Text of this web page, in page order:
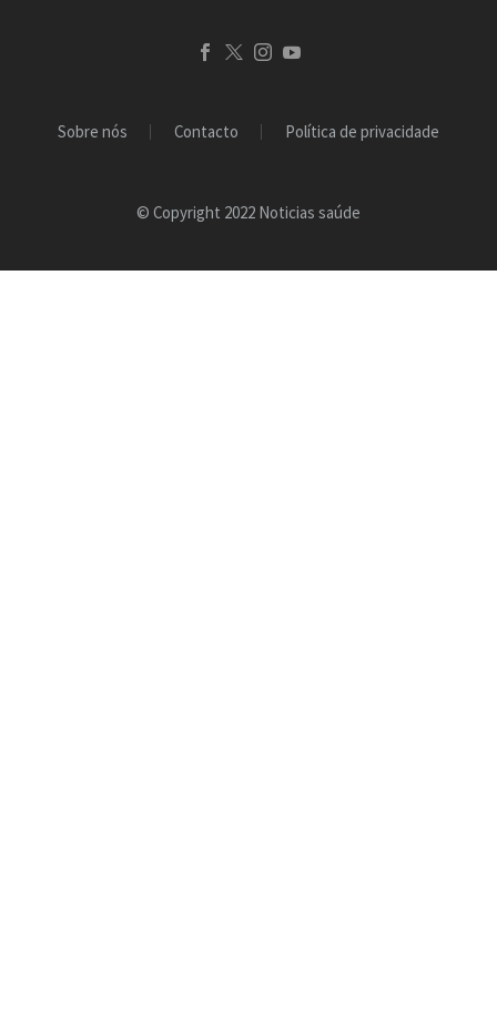
Sobre nós Contacto Política de privacidade
© Copyright 2022 Noticias saúde